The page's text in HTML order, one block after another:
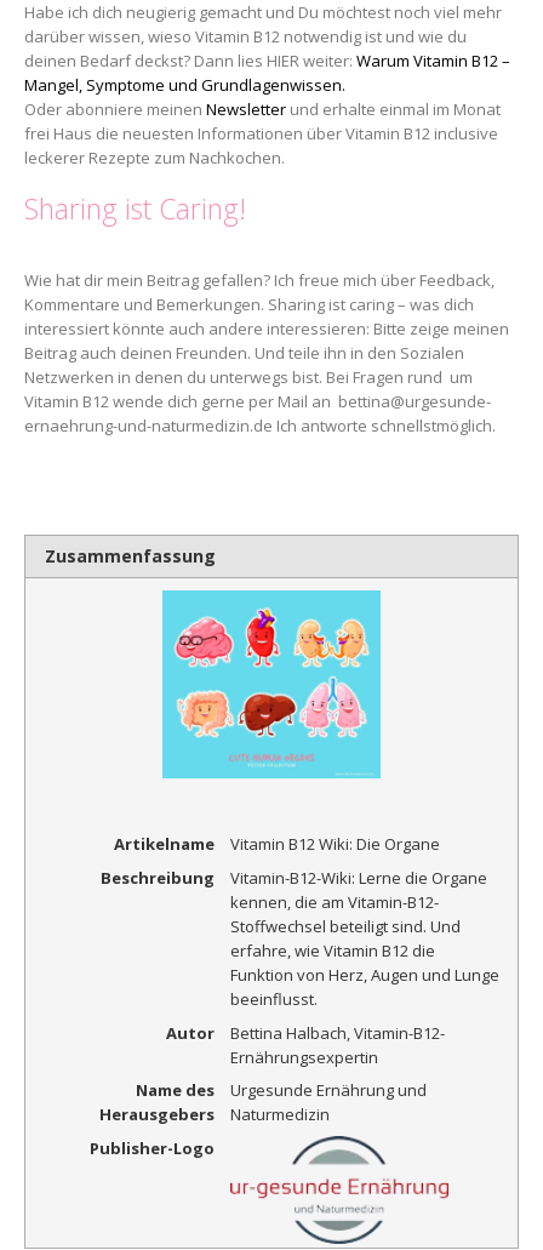
Habe ich dich neugierig gemacht und Du möchtest noch viel mehr
darüber wissen, wieso Vitamin B12 notwendig ist und wie du
deinen Bedarf deckst? Dann lies HIER weiter: Warum Vitamin B12 –
Mangel, Symptome und Grundlagenwissen.
Oder abonniere meinen Newsletter und erhalte einmal im Monat
frei Haus die neuesten Informationen über Vitamin B12 inclusive
leckerer Rezepte zum Nachkochen.
Sharing ist Caring!
Wie hat dir mein Beitrag gefallen? Ich freue mich über Feedback,
Kommentare und Bemerkungen. Sharing ist caring – was dich
interessiert könnte auch andere interessieren: Bitte zeige meinen
Beitrag auch deinen Freunden. Und teile ihn in den Sozialen
Netzwerken in denen du unterwegs bist. Bei Fragen rund um
Vitamin B12 wende dich gerne per Mail an bettina@urgesunde-
ernaehrung-und-naturmedizin.de Ich antworte schnellstmöglich.
Zusammenfassung
Artikelname
Vitamin B12 Wiki: Die Organe
Beschreibung
Vitamin-B12-Wiki: Lerne die Organe
kennen, die am Vitamin-B12-
Stoffwechsel beteiligt sind. Und
erfahre, wie Vitamin B12 die
Funktion von Herz, Augen und Lunge
beeinflusst.
Autor
Bettina Halbach, Vitamin-B12-
Ernährungsexpertin
Name des
Herausgebers
Urgesunde Ernährung und
Naturmedizin
Publisher-Logo